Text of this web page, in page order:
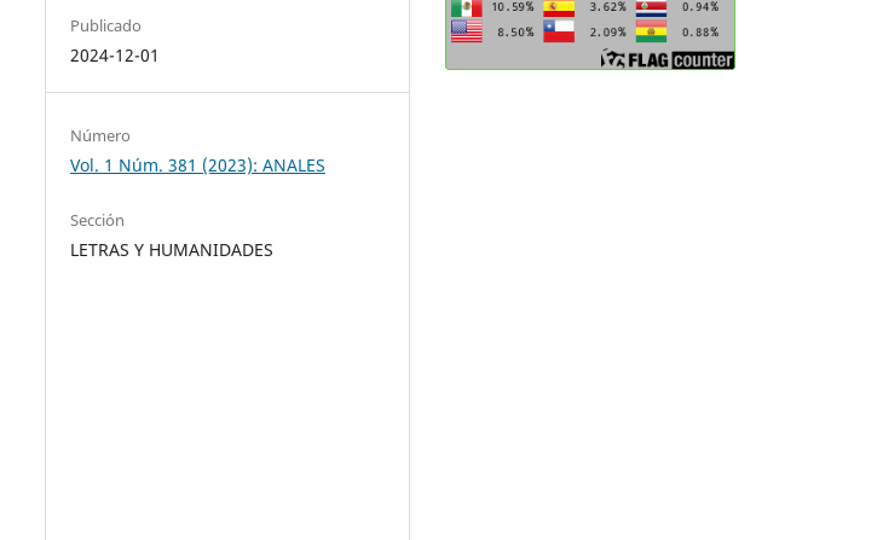
Publicado
2024-12-01
Número
Vol. 1 Núm. 381 (2023): ANALES
Sección
LETRAS Y HUMANIDADES